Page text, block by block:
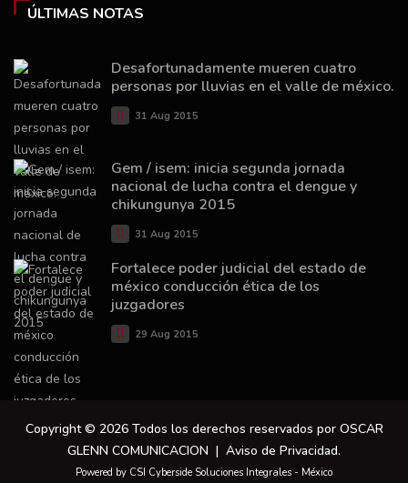
ÚLTIMAS NOTAS
Desafortunadamente mueren cuatro
personas por lluvias en el valle de méxico.
31 Aug 2015
Gem / isem: inicia segunda jornada
nacional de lucha contra el dengue y
chikungunya 2015
31 Aug 2015
Fortalece poder judicial del estado de
méxico conducción ética de los
juzgadores
29 Aug 2015
Copyright © 2026 Todos los derechos reservados por OSCAR
GLENN COMUNICACION | Aviso de Privacidad.
Powered by CSI Cyberside Soluciones Integrales - México